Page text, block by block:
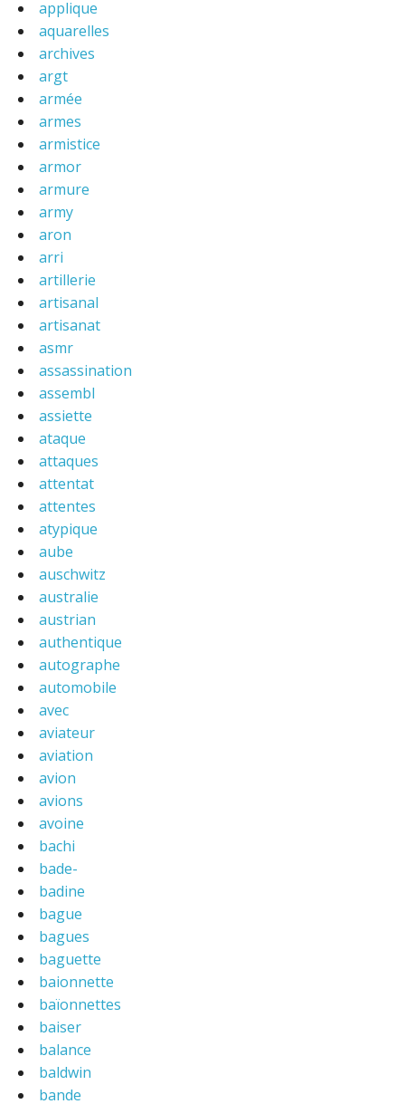
applique
aquarelles
archives
argt
armée
armes
armistice
armor
armure
army
aron
arri
artillerie
artisanal
artisanat
asmr
assassination
assembl
assiette
ataque
attaques
attentat
attentes
atypique
aube
auschwitz
australie
austrian
authentique
autographe
automobile
avec
aviateur
aviation
avion
avions
avoine
bachi
bade-
badine
bague
bagues
baguette
baionnette
baïonnettes
baiser
balance
baldwin
bande